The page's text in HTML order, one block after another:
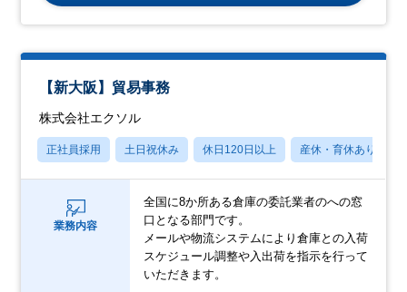
【新大阪】貿易事務
株式会社エクソル
正社員採用 土日祝休み 休日120日以上 産休・育休あり
業務内容
全国に8か所ある倉庫の委託業者のへの窓
口となる部門です。
メールや物流システムにより倉庫との入荷
スケジュール調整や入出荷を指示を行って
いただきます。